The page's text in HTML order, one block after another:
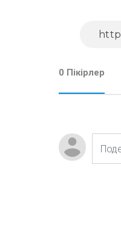
0 Пікірлер